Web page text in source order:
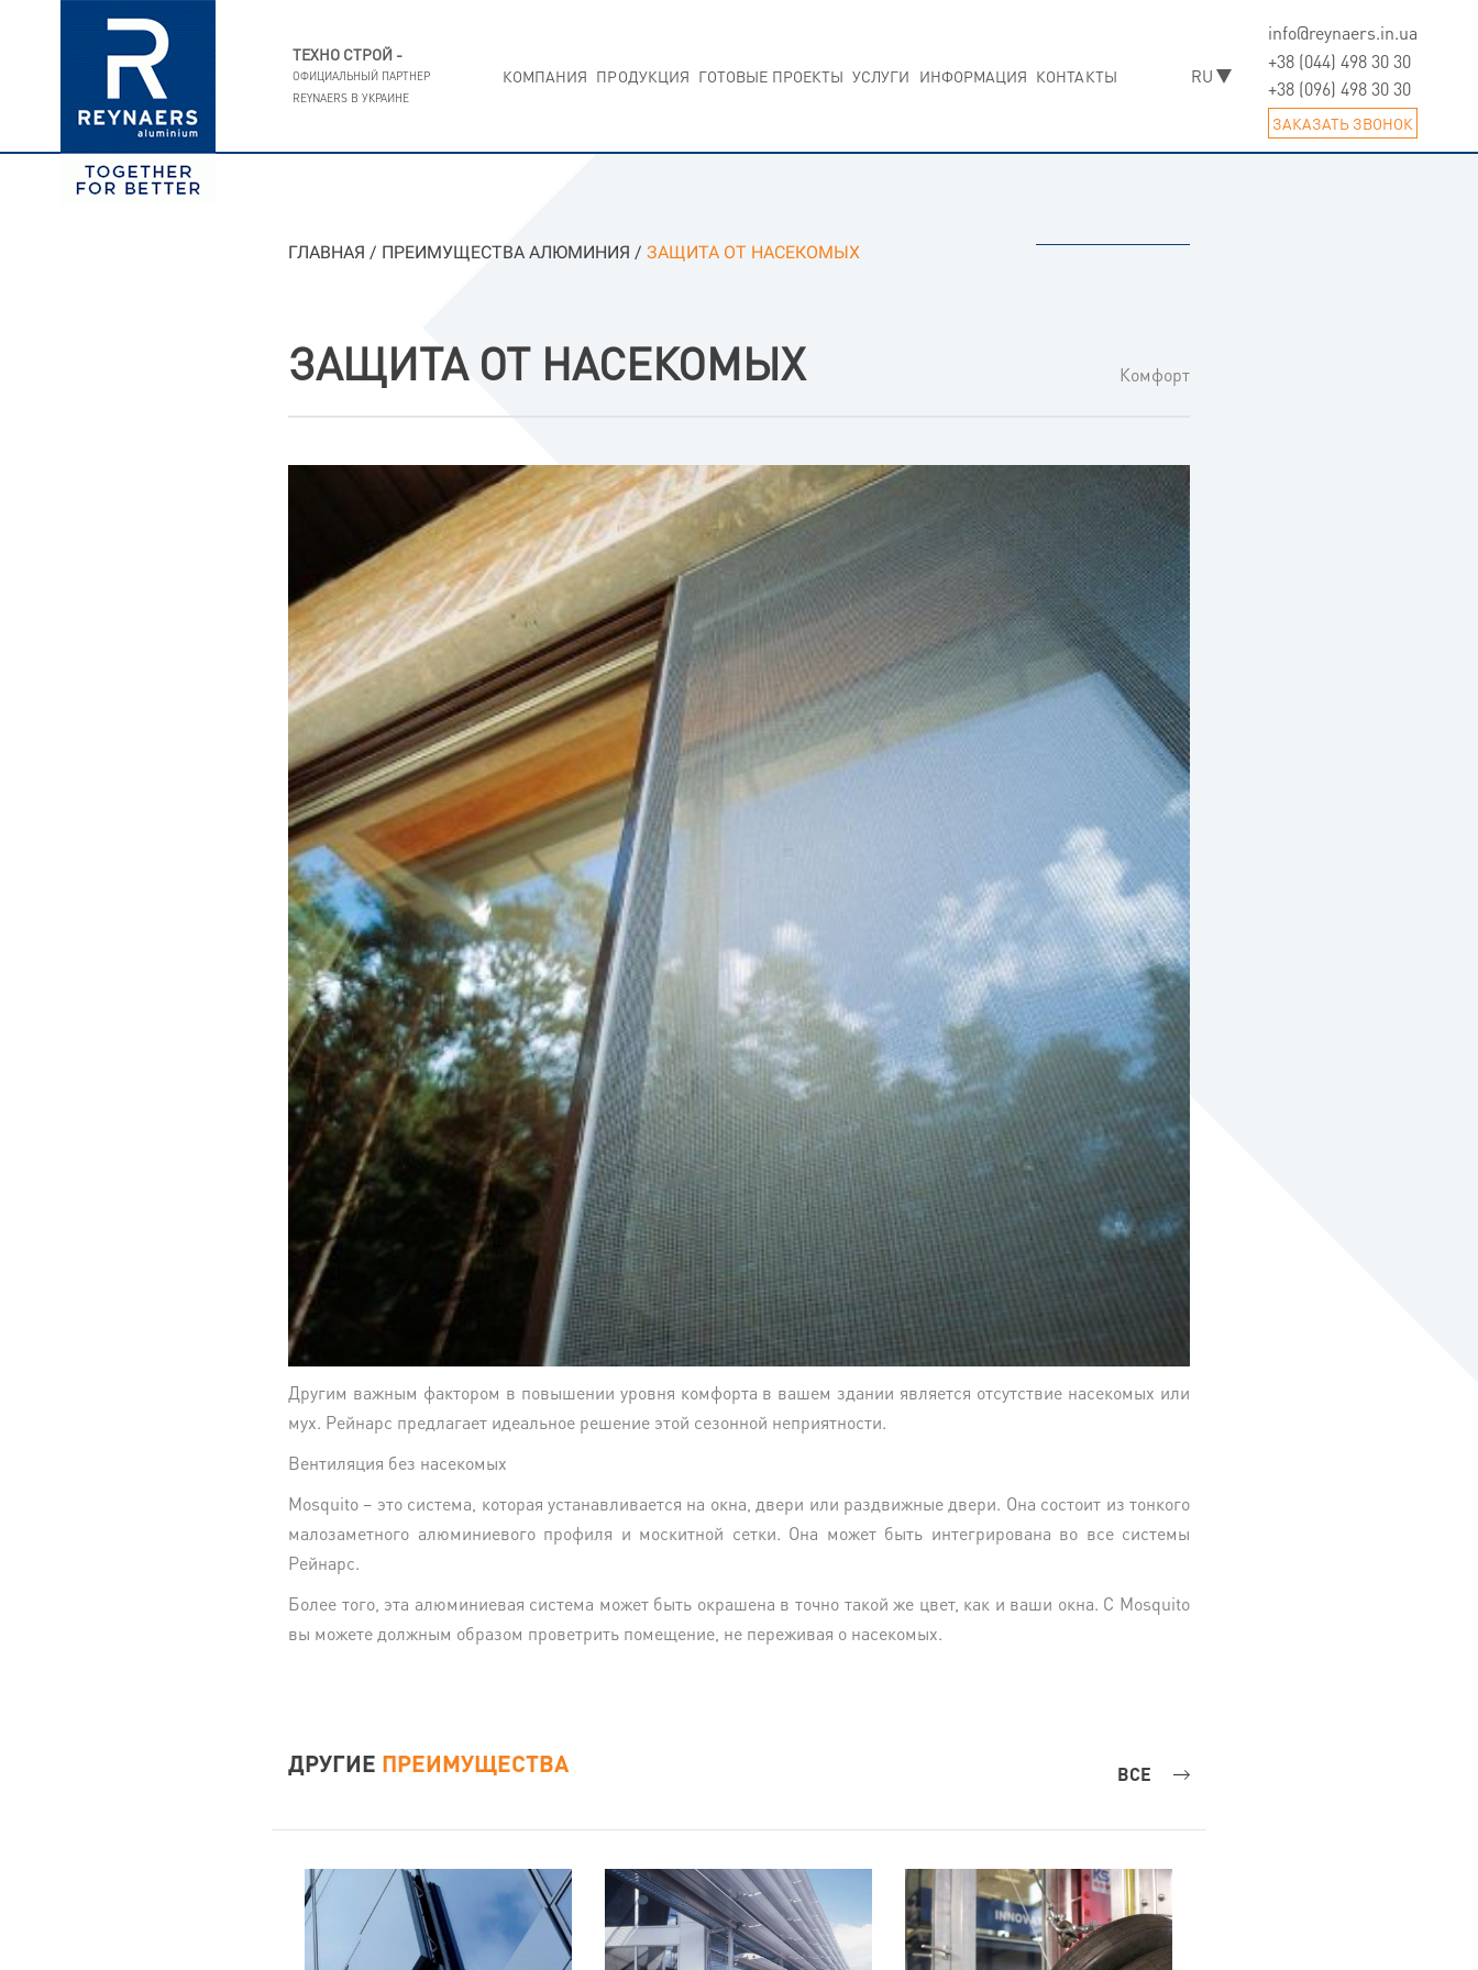
ТЕХНО СТРОЙ -
ОФИЦИАЛЬНЫЙ ПАРТНЕР
REYNAERS В УКРАИНЕ
КОМПАНИЯ ПРОДУКЦИЯ ГОТОВЫЕ ПРОЕКТЫ УСЛУГИ ИНФОРМАЦИЯ КОНТАКТЫ
content
info@reynaers.in.ua
+38 (044) 498 30 30
+38 (096) 498 30 30
ЗАКАЗАТЬ ЗВОНОК
ГЛАВНАЯ / ПРЕИМУЩЕСТВА АЛЮМИНИЯ / ЗАЩИТА ОТ НАСЕКОМЫХ
ЗАЩИТА ОТ НАСЕКОМЫХ Комфорт
Другим важным фактором в повышении уровня комфорта в вашем здании является отсутствие насекомых или
мух. Рейнарс предлагает идеальное решение этой сезонной неприятности.
Вентиляция без насекомых
Mosquito – это система, которая устанавливается на окна, двери или раздвижные двери. Она состоит из тонкого
малозаметного алюминиевого профиля и москитной сетки. Она может быть интегрирована во все системы
Рейнарс.
Более того, эта алюминиевая система может быть окрашена в точно такой же цвет, как и ваши окна. С Mosquito
вы можете должным образом проветрить помещение, не переживая о насекомых.
ДРУГИЕ ПРЕИМУЩЕСТВА ВСЕ